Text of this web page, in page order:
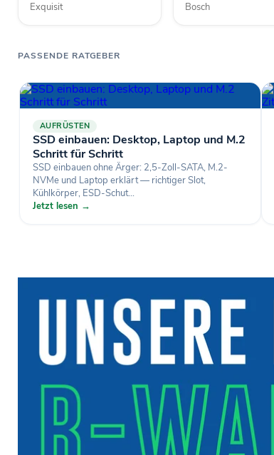
Exquisit Bosch
PASSENDE RATGEBER
AUFRÜSTEN
SSD einbauen: Desktop, Laptop und M.2
Schritt für Schritt
SSD einbauen ohne Ärger: 2,5-Zoll-SATA, M.2-
NVMe und Laptop erklärt — richtiger Slot,
Kühlkörper, ESD-Schut...
Jetzt lesen →